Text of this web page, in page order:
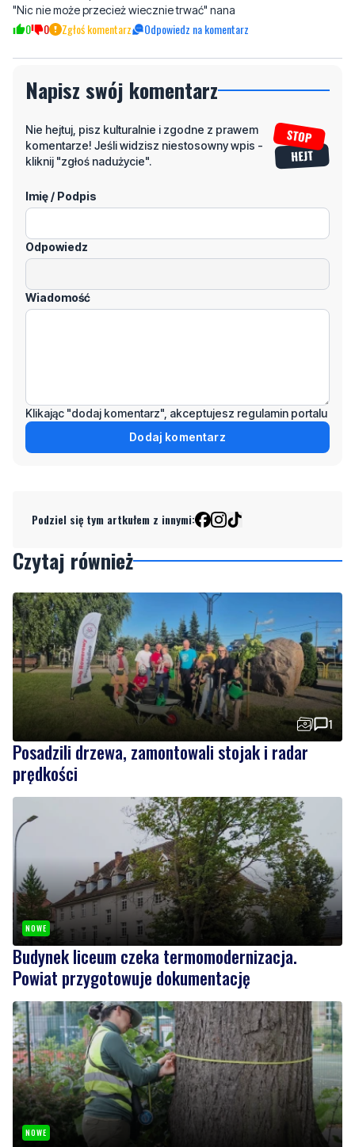
"Nic nie może przecież wiecznie trwać" nana
0 0 Zgłoś komentarz Odpowiedz na komentarz
Napisz swój komentarz
Nie hejtuj, pisz kulturalnie i zgodne z prawem
komentarze! Jeśli widzisz niestosowny wpis -
kliknij "zgłoś nadużycie".
Imię / Podpis
Odpowiedz
Wiadomość
Klikając "dodaj komentarz", akceptujesz regulamin portalu
Dodaj komentarz
Podziel się tym artkułem z innymi:
Czytaj również
1
Posadzili drzewa, zamontowali stojak i radar
prędkości
NOWE
Budynek liceum czeka termomodernizacja.
Powiat przygotowuje dokumentację
NOWE